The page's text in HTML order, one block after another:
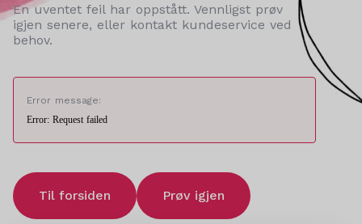
En uventet feil har oppstått. Vennligst prøv
igjen senere, eller kontakt kundeservice ved
behov.
Error message:
Error: Request failed
Til forsiden Prøv igjen